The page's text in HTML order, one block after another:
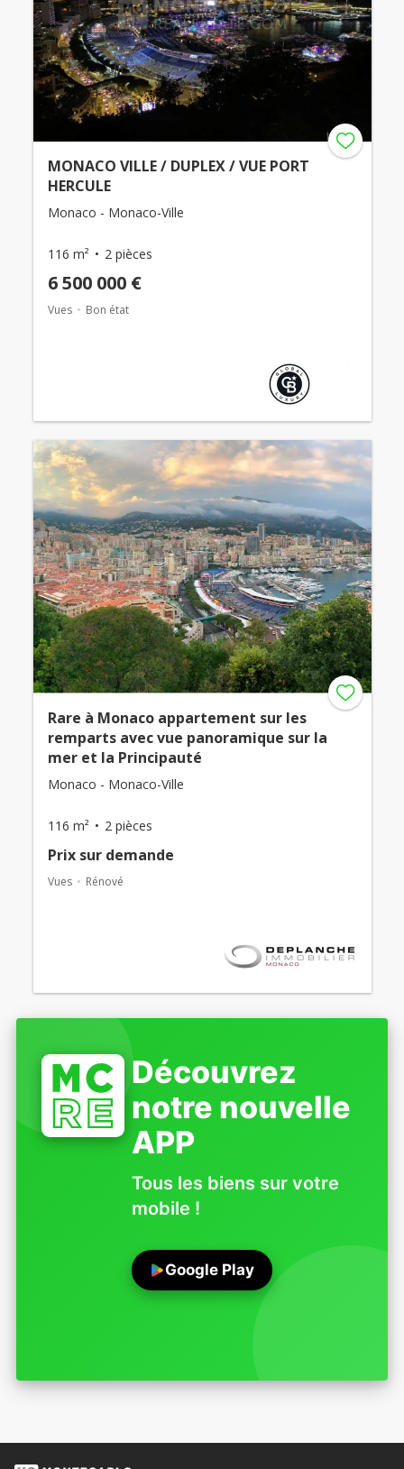
MONACO VILLE / DUPLEX / VUE PORT
HERCULE
Monaco - Monaco-Ville
116 m² 2 pièces
6 500 000 €
Vues Bon état
Rare à Monaco appartement sur les
remparts avec vue panoramique sur la
mer et la Principauté
Monaco - Monaco-Ville
116 m² 2 pièces
Prix ​​sur demande
Vues Rénové
Découvrez
notre nouvelle
APP
Tous les biens sur votre
mobile !
Google Play